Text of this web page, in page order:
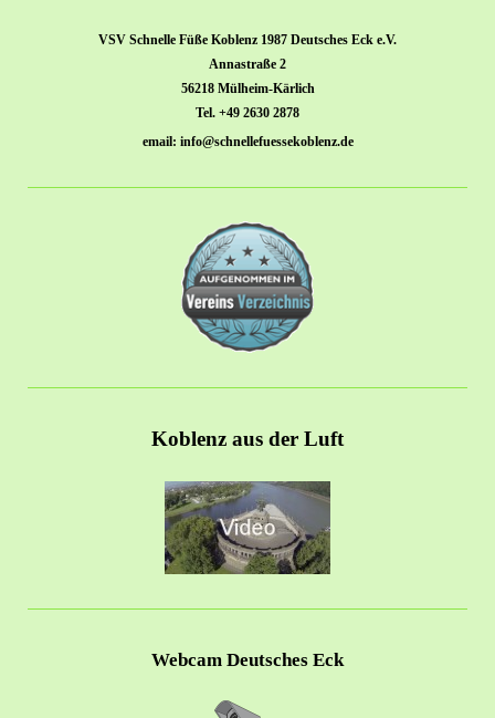
VSV Schnelle Füße Koblenz 1987 Deutsches Eck e.V.
Annastraße 2
56218 Mülheim-Kärlich
Tel. +49 2630 2878
email: info@schnellefuessekoblenz.de
Koblenz aus der Luft
Webcam Deutsches Eck